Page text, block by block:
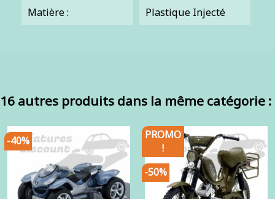
Matière : Plastique Injecté
16 autres produits dans la même catégorie :
-40%
PROMO
!
-50%